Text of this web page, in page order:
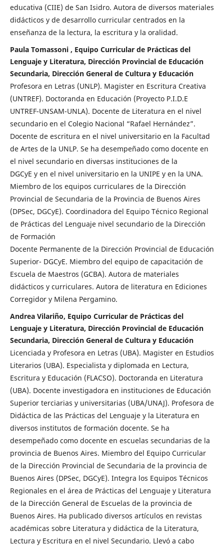
educativa (CIIE) de San Isidro. Autora de diversos materiales
didácticos y de desarrollo curricular centrados en la
enseñanza de la lectura, la escritura y la oralidad.
Paula Tomassoni , Equipo Curricular de Prácticas del
Lenguaje y Literatura, Dirección Provincial de Educación
Secundaria, Dirección General de Cultura y Educación
Profesora en Letras (UNLP). Magister en Escritura Creativa
(UNTREF). Doctoranda en Educación (Proyecto P.I.D.E
UNTREF-UNSAM-UNLA). Docente de Literatura en el nivel
secundario en el Colegio Nacional “Rafael Hernández”.
Docente de escritura en el nivel universitario en la Facultad
de Artes de la UNLP. Se ha desempeñado como docente en
el nivel secundario en diversas instituciones de la
DGCyE y en el nivel universitario en la UNIPE y en la UNA.
Miembro de los equipos curriculares de la Dirección
Provincial de Secundaria de la Provincia de Buenos Aires
(DPSec, DGCyE). Coordinadora del Equipo Técnico Regional
de Prácticas del Lenguaje nivel secundario de la Dirección
de Formación
Docente Permanente de la Dirección Provincial de Educación
Superior- DGCyE. Miembro del equipo de capacitación de
Escuela de Maestros (GCBA). Autora de materiales
didácticos y curriculares. Autora de literatura en Ediciones
Corregidor y Milena Pergamino.
Andrea Vilariño, Equipo Curricular de Prácticas del
Lenguaje y Literatura, Dirección Provincial de Educación
Secundaria, Dirección General de Cultura y Educación
Licenciada y Profesora en Letras (UBA). Magister en Estudios
Literarios (UBA). Especialista y diplomada en Lectura,
Escritura y Educación (FLACSO). Doctoranda en Literatura
(UBA). Docente investigadora en instituciones de Educación
Superior terciarias y universitarias (UBA/UNAJ). Profesora de
Didáctica de las Prácticas del Lenguaje y la Literatura en
diversos institutos de formación docente. Se ha
desempeñado como docente en escuelas secundarias de la
provincia de Buenos Aires. Miembro del Equipo Curricular
de la Dirección Provincial de Secundaria de la provincia de
Buenos Aires (DPSec, DGCyE). Integra los Equipos Técnicos
Regionales en el área de Prácticas del Lenguaje y Literatura
de la Dirección General de Escuelas de la provincia de
Buenos Aires. Ha publicado diversos artículos en revistas
académicas sobre Literatura y didáctica de la Literatura,
Lectura y Escritura en el nivel Secundario. Llevó a cabo